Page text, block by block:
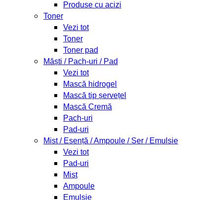
Produse cu acizi
Toner
Vezi tot
Toner
Toner pad
Măști / Pach-uri / Pad
Vezi tot
Mască hidrogel
Mască tip șervețel
Mască Cremă
Pach-uri
Pad-uri
Mist / Esență / Ampoule / Ser / Emulsie
Vezi tot
Pad-uri
Mist
Ampoule
Emulsie